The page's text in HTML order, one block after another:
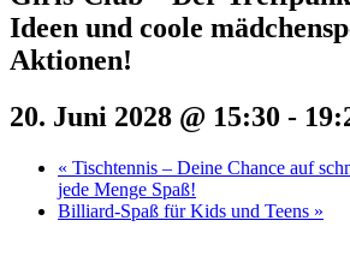
Ideen und coole
Aktionen!
20. Juni 2028 @ 15:30 -
« Tischtennis – Deine Chance auf
jede Menge Spaß!
Billiard-Spaß für Kids und Teens »